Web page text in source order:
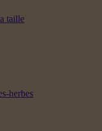
taille
herbes